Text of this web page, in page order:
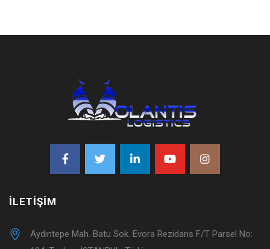
İLETIŞIM
Aydıntepe Mah. Batu Sok. Evora Rezidans F/T Parsel No: